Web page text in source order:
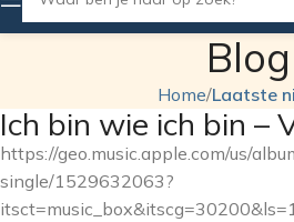
Blog
Home/Laatste
Ich bin wie ich bin –
https://geo.music.apple.com/us/
single/1529632063?